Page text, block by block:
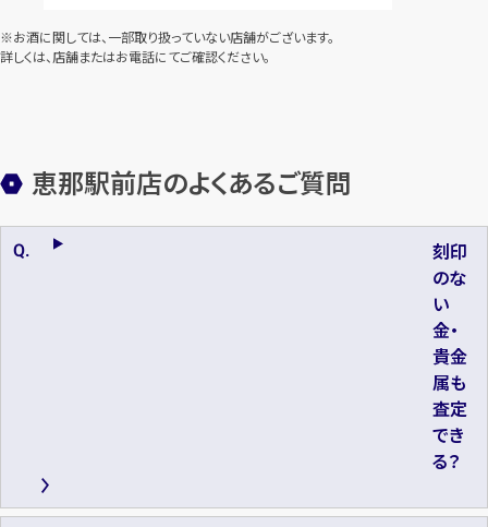
※お酒に関しては、一部取り扱っていない店舗がございます。
詳しくは、店舗またはお電話にてご確認ください。
恵那駅前店のよくあるご質問
刻印
のな
い
金・
貴金
属も
査定
でき
る？